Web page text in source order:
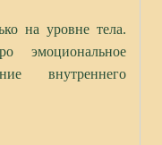
на уровне тела.
эмоциональное
внутреннего